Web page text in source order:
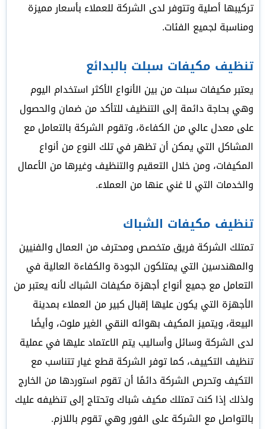
تركيبها أصلية وتتوفر لدى الشركة للعملاء بأسعار مميزة
ومناسبة لجميع الفئات.
تنظيف مكيفات سبلت بالبدائع
يعتبر مكيفات سبلت من بين الأنواع الأكثر استخدام اليوم
وهي بحاجة دائمة إلى التنظيف للتأكد من ضمان والحصول
على معدل عالي من الكفاءة، وتقوم الشركة بالتعامل مع
المشاكل التي يمكن أن تظهر في تلك النوع من أنواع
المكيفات، ومن خلال التعقيم والتنظيف وغيرها من الأعمال
والخدمات التي لا غني عنها من العملاء.
تنظيف مكيفات الشباك
تمتلك الشركة فريق متخصص ومحترف من العمال والفنيين
والمهندسين التي يمتلكون الجودة والكفاءة العالية في
التعامل مع جميع أنواع أجهزة مكيفات الشباك لأنه يعتبر من
الأجهزة التي يكون عليها إقبال كبير من العملاء بمدينة
البيعة، ويتميز المكيف بهوائه النقي الغير ملوث، وأيضًا
لدى الشركة وسائل وأساليب يتم الاعتماد عليها في عملية
تنظيف التكييف، كما توفر الشركة قطع غيار تتناسب مع
التكيف وتحرص الشركة دائمًا أن تقوم استوردها من الخارج
ولذلك إذا كنت تمتلك مكيف شباك وتحتاج إلى تنظيفه عليك
بالتواصل مع الشركة على الفور وهي تقوم باللازم.